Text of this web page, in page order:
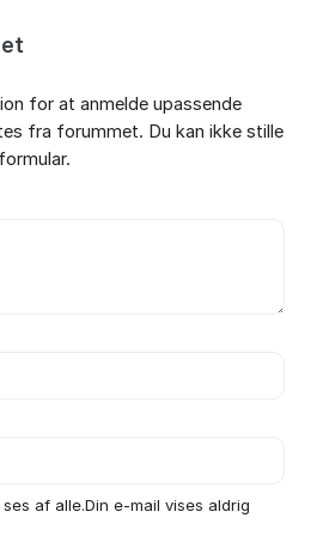
for at anmelde upassende
fra forummet. Du kan ikke stille
af alle.Din e-mail vises aldrig